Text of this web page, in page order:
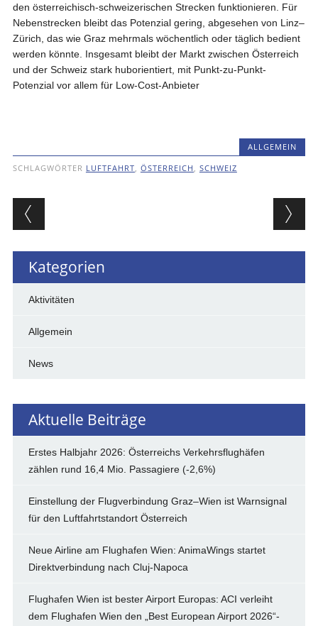
den österreichisch-schweizerischen Strecken funktionieren. Für
Nebenstrecken bleibt das Potenzial gering, abgesehen von Linz–
Zürich, das wie Graz mehrmals wöchentlich oder täglich bedient
werden könnte. Insgesamt bleibt der Markt zwischen Österreich
und der Schweiz stark huborientiert, mit Punkt-zu-Punkt-
Potenzial vor allem für Low-Cost-Anbieter
ALLGEMEIN
SCHLAGWÖRTER LUFTFAHRT ÖSTERREICH SCHWEIZ
Beitragsnavigation
Kategorien
Aktivitäten
Allgemein
News
Aktuelle Beiträge
Erstes Halbjahr 2026: Österreichs Verkehrsflughäfen
zählen rund 16,4 Mio. Passagiere (-2,6%)
Einstellung der Flugverbindung Graz–Wien ist Warnsignal
für den Luftfahrtstandort Österreich
Neue Airline am Flughafen Wien: AnimaWings startet
Direktverbindung nach Cluj-Napoca
Flughafen Wien ist bester Airport Europas: ACI verleiht
dem Flughafen Wien den „Best European Airport 2026“-